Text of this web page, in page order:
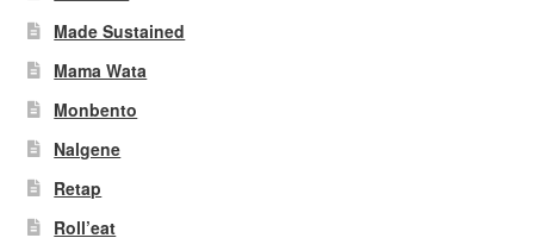
Made Sustained
Mama Wata
Monbento
Nalgene
Retap
Roll’eat